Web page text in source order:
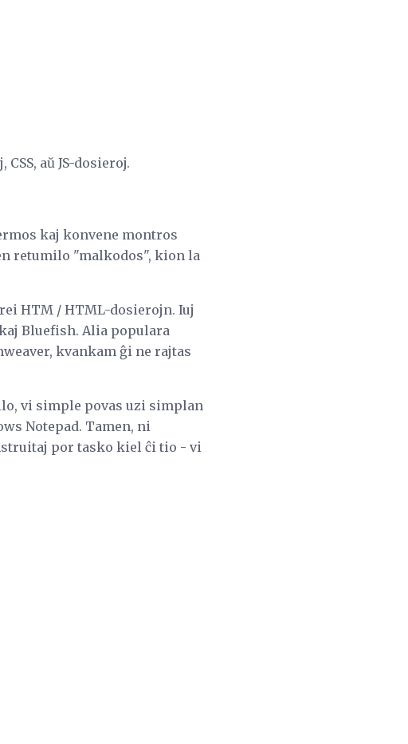
aŭ JS-dosieroj.
kaj konvene montros
retumilo "malkodos", kion la
HTM / HTML-dosierojn. Iuj
Bluefish. Alia populara
kvankam ĝi ne rajtas
vi simple povas uzi simplan
Notepad. Tamen, ni
por tasko kiel ĉi tio - vi